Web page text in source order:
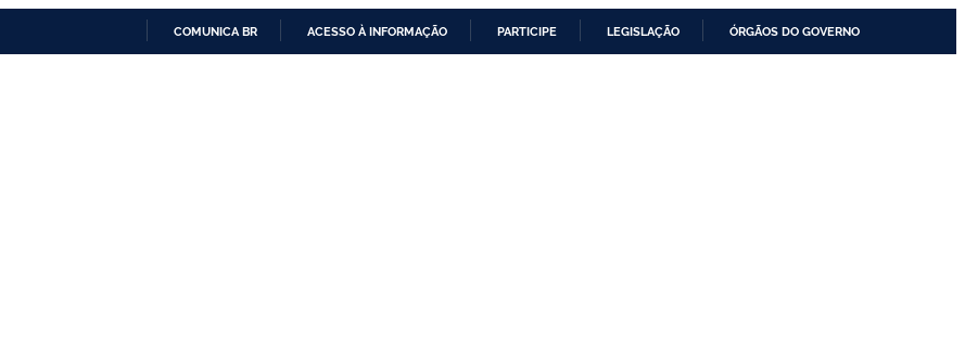
COMUNICA BR ACESSO À INFORMAÇÃO PARTICIPE LEGISLAÇÃO ÓRGÃOS DO GOVERNO